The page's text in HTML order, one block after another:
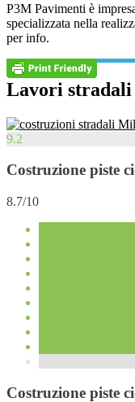
P3M Pavimenti è
specializzata nella
per info.
Lavori stradali
9.2
Costruzione piste
8.7/10
Costruzione piste